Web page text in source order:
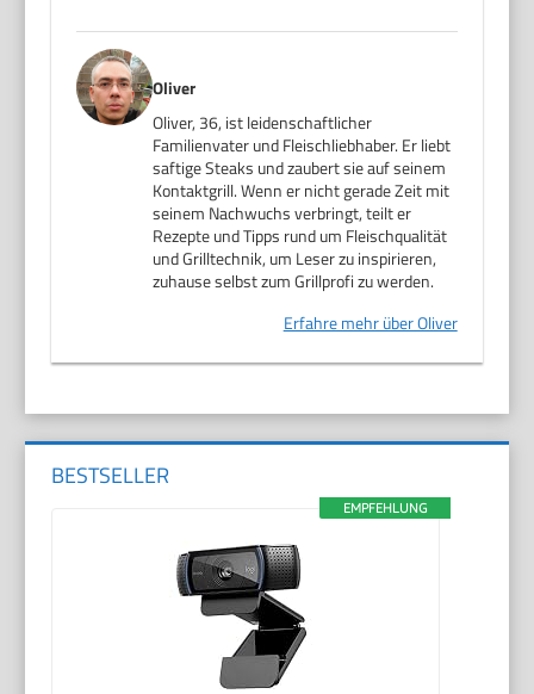
Oliver
Oliver, 36, ist leidenschaftlicher
Familienvater und Fleischliebhaber. Er liebt
saftige Steaks und zaubert sie auf seinem
Kontaktgrill. Wenn er nicht gerade Zeit mit
seinem Nachwuchs verbringt, teilt er
Rezepte und Tipps rund um Fleischqualität
und Grilltechnik, um Leser zu inspirieren,
zuhause selbst zum Grillprofi zu werden.
Erfahre mehr über Oliver
BESTSELLER
EMPFEHLUNG